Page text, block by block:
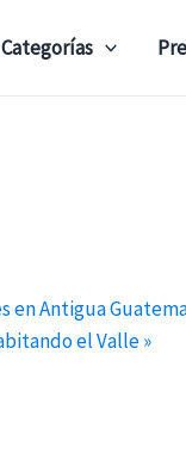
Categorías
en Antigua
el Valle»